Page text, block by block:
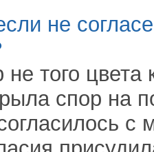
не
того цвета
спор на
с